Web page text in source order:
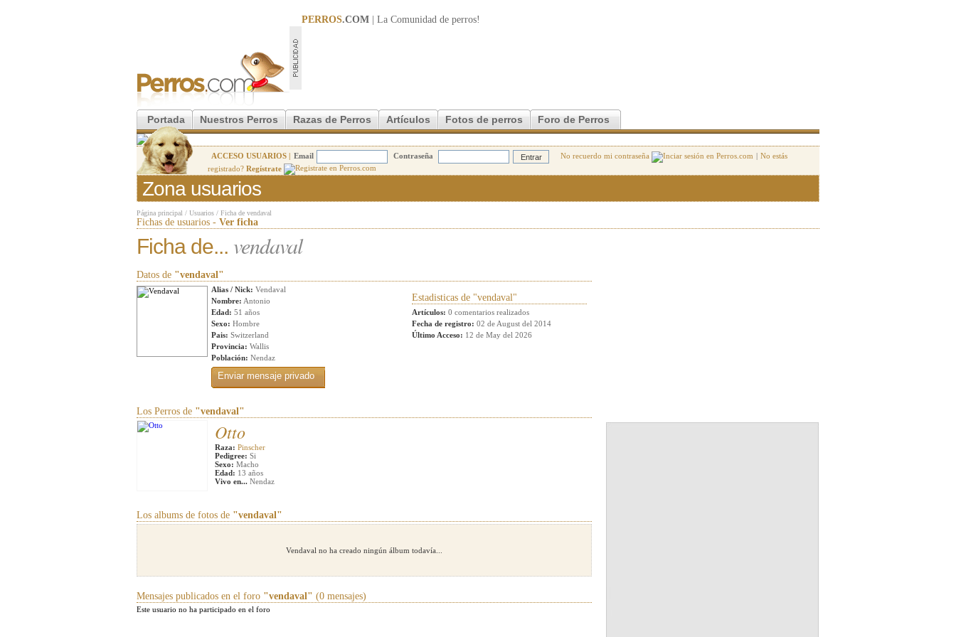
PERROS.COM | La Comunidad de perros!
Portada Nuestros Perros Razas de Perros Artículos Fotos de perros Foro de Perros
ACCESO USUARIOS | Email Contraseña No recuerdo mi contraseña | No estás
registrado? Regístrate
Zona usuarios
Página principal / Usuarios / Ficha de vendaval
Fichas de usuarios - Ver ficha
Ficha de... vendaval
Datos de "vendaval"
Alias / Nick: Vendaval
Nombre: Antonio
Edad: 51 años
Sexo: Hombre
Pais: Switzerland
Provincia: Wallis
Población: Nendaz
Estadisticas de "vendaval"
Artículos: 0 comentarios realizados
Fecha de registro: 02 de August del 2014
Último Acceso: 12 de May del 2026
Los Perros de "vendaval"
Otto
Raza: Pinscher
Pedigree: Si
Sexo: Macho
Edad: 13 años
Vivo en... Nendaz
Los albums de fotos de "vendaval"
Vendaval no ha creado ningún álbum todavía...
Mensajes publicados en el foro "vendaval" (0 mensajes)
Este usuario no ha participado en el foro